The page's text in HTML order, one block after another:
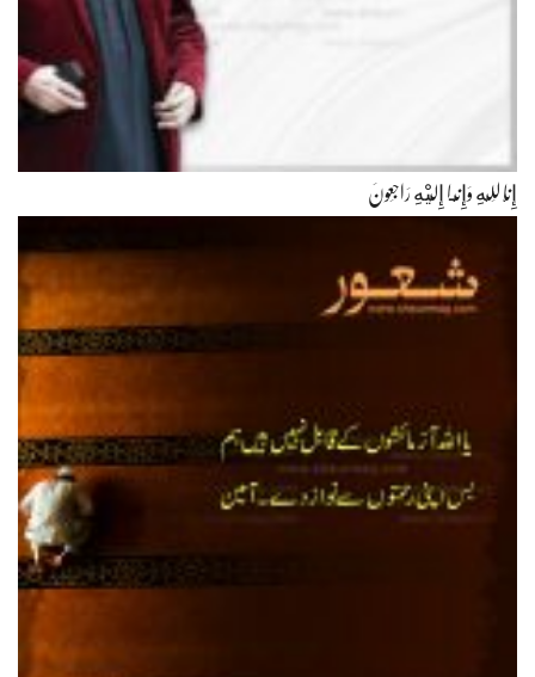
إِنَّا لِلّهِ وَإِنَّـا إِلَيْهِ رَاجِعونَ